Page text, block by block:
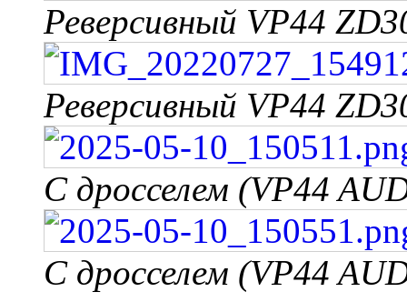
Реверсивный VP44
Реверсивный VP44
С дросселем (VP44
С дросселем (VP44